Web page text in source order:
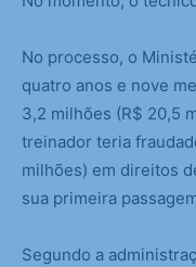
No processo, o
quatro anos e nove
3,2 milhões (R$ 20,5
treinador teria
milhões) em direitos
sua primeira
Segundo a